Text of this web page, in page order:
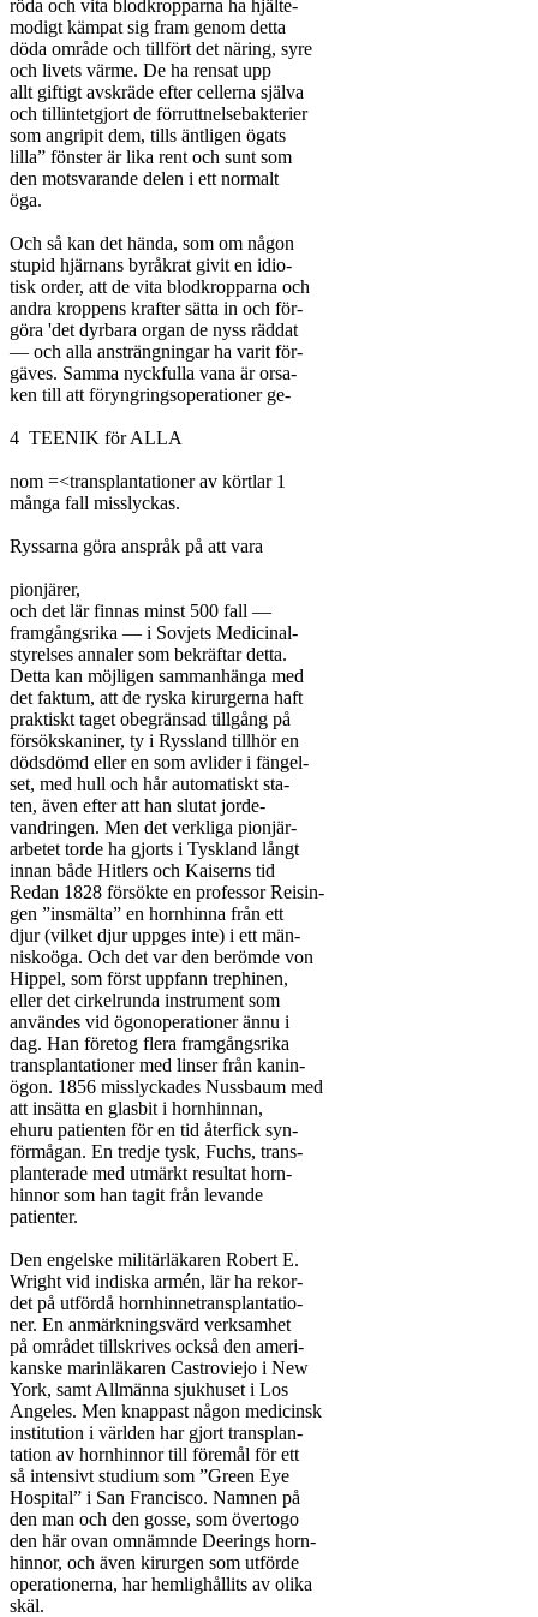
röda och vita blodkropparna ha hjälte-
modigt kämpat sig fram genom detta
döda område och tillfört det näring, syre
och livets värme. De ha rensat upp
allt giftigt avskräde efter cellerna själva
och tillintetgjort de förruttnelsebakterier
som angripit dem, tills äntligen ögats
lilla” fönster är lika rent och sunt som
den motsvarande delen i ett normalt
öga.
Och så kan det hända, som om någon
stupid hjärnans byråkrat givit en idio-
tisk order, att de vita blodkropparna och
andra kroppens krafter sätta in och för-
göra 'det dyrbara organ de nyss räddat
— och alla ansträngningar ha varit för-
gäves. Samma nyckfulla vana är orsa-
ken till att föryngringsoperationer ge-
4  TEENIK för ALLA
nom =<transplantationer av körtlar 1
många fall misslyckas.
Ryssarna göra anspråk på att vara
pionjärer,
och det lär finnas minst 500 fall —
framgångsrika — i Sovjets Medicinal-
styrelses annaler som bekräftar detta.
Detta kan möjligen sammanhänga med
det faktum, att de ryska kirurgerna haft
praktiskt taget obegränsad tillgång på
försökskaniner, ty i Ryssland tillhör en
dödsdömd eller en som avlider i fängel-
set, med hull och hår automatiskt sta-
ten, även efter att han slutat jorde-
vandringen. Men det verkliga pionjär-
arbetet torde ha gjorts i Tyskland långt
innan både Hitlers och Kaiserns tid
Redan 1828 försökte en professor Reisin-
gen ”insmälta” en hornhinna från ett
djur (vilket djur uppges inte) i ett män-
niskoöga. Och det var den berömde von
Hippel, som först uppfann trephinen,
eller det cirkelrunda instrument som
användes vid ögonoperationer ännu i
dag. Han företog flera framgångsrika
transplantationer med linser från kanin-
ögon. 1856 misslyckades Nussbaum med
att insätta en glasbit i hornhinnan,
ehuru patienten för en tid återfick syn-
förmågan. En tredje tysk, Fuchs, trans-
planterade med utmärkt resultat horn-
hinnor som han tagit från levande
patienter.
Den engelske militärläkaren Robert E.
Wright vid indiska armén, lär ha rekor-
det på utfördå hornhinnetransplantatio-
ner. En anmärkningsvärd verksamhet
på området tillskrives också den ameri-
kanske marinläkaren Castroviejo i New
York, samt Allmänna sjukhuset i Los
Angeles. Men knappast någon medicinsk
institution i världen har gjort transplan-
tation av hornhinnor till föremål för ett
så intensivt studium som ”Green Eye
Hospital” i San Francisco. Namnen på
den man och den gosse, som övertogo
den här ovan omnämnde Deerings horn-
hinnor, och även kirurgen som utförde
operationerna, har hemlighållits av olika
skäl.